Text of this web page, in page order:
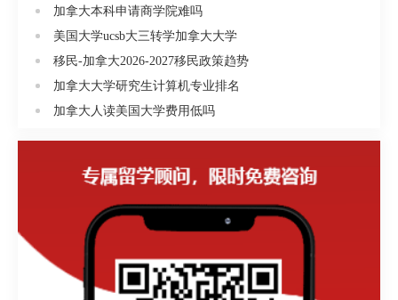
加拿大本科申请商学院难吗
美国大学ucsb大三转学加拿大大学
移民-加拿大2026-2027移民政策趋势
加拿大大学研究生计算机专业排名
加拿大人读美国大学费用低吗